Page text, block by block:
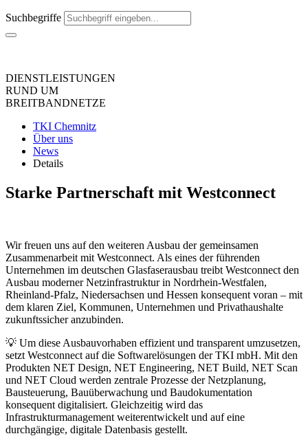
Suchbegriffe
DIENST­LEISTUNGEN
RUND UM
BREIT­BAND­NETZE
TKI Chemnitz
Über uns
News
Details
Starke Partnerschaft mit Westconnect
Wir freuen uns auf den weiteren Ausbau der gemeinsamen
Zusammenarbeit mit Westconnect. Als eines der führenden
Unternehmen im deutschen Glasfaserausbau treibt Westconnect den
Ausbau moderner Netzinfrastruktur in Nordrhein-Westfalen,
Rheinland-Pfalz, Niedersachsen und Hessen konsequent voran – mit
dem klaren Ziel, Kommunen, Unternehmen und Privathaushalte
zukunftssicher anzubinden.
💡 Um diese Ausbauvorhaben effizient und transparent umzusetzen,
setzt Westconnect auf die Softwarelösungen der TKI mbH. Mit den
Produkten NET Design, NET Engineering, NET Build, NET Scan
und NET Cloud werden zentrale Prozesse der Netzplanung,
Bausteuerung, Bauüberwachung und Baudokumentation
konsequent digitalisiert. Gleichzeitig wird das
Infrastrukturmanagement weiterentwickelt und auf eine
durchgängige, digitale Datenbasis gestellt.